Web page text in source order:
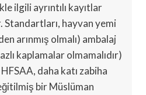
ilgili ayrıntılı kayıtlar
Standartları, hayvan yemi
arınmış olmalı) ambalaj
kaplamalar olmamalıdır)
daha katı zabiha
bir Müslüman